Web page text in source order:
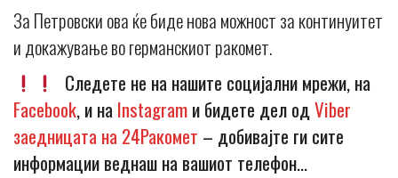
За Петровски ова ќе биде нова можност за континуитет
и докажување во германскиот ракомет.
Следете не на нашите социјални мрежи, на
Facebook, и наInstagramи бидете дел одViber
заедницата на 24Ракомет – добивајте ги сите
информации веднаш на вашиот телефон…